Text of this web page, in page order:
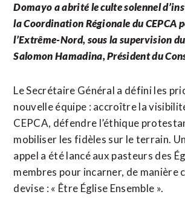
Domayo a abrité le culte solennel
la Coordination Régionale du CEPCA
l’Extrême-Nord, sous la supervision
Salomon Hamadina, Président du
Le Secrétaire Général a défini les
nouvelle équipe : accroître la
CEPCA, défendre l’éthique
mobiliser les fidèles sur le terrain.
appel a été lancé aux pasteurs des
membres pour incarner, de manière
devise : « Être Église Ensemble ».